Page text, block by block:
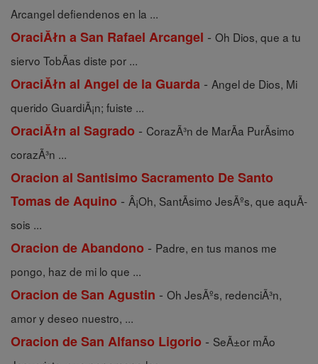
Arcangel defiendenos en la ...
OraciĂłn a San Rafael Arcangel - Oh Dios, que a tu
siervo TobÃ­as diste por ...
OraciĂłn al Angel de la Guarda - Angel de Dios, Mi
querido GuardiÃ¡n; fuiste ...
OraciĂłn al Sagrado - CorazÃ³n de MarÃ­a PurÃ­simo
corazÃ³n ...
Oracion al Santisimo Sacramento De Santo
Tomas de Aquino - Â¡Oh, SantÃ­simo JesÃºs, que aquÃ­
sois ...
Oracion de Abandono - Padre, en tus manos me
pongo, haz de mi lo que ...
Oracion de San Agustin - Oh JesÃºs, redenciÃ³n,
amor y deseo nuestro, ...
Oracion de San Alfanso Ligorio - SeÃ±or mÃ­o